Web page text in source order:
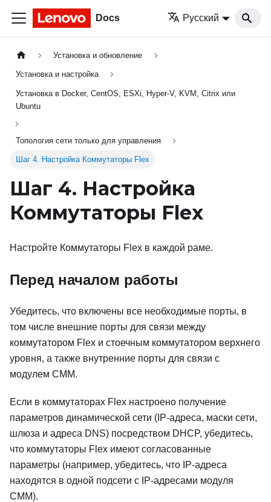
Docs Русский
Установка и обновление
Установка и настройка
Установка в Docker, CentOS, ESXi, Hyper-V, KVM, Citrix или
Ubuntu
Топология сети только для управления
Шаг 4. Настройка Коммутаторы Flex
Шаг 4. Настройка
Коммутаторы Flex
Настройте Коммутаторы Flex в каждой раме.
Перед началом работы
Убедитесь, что включены все необходимые порты, в
том числе внешние порты для связи между
коммутатором Flex и стоечным коммутатором верхнего
уровня, а также внутренние порты для связи с
модулем CMM.
Если в коммутаторах Flex настроено получение
параметров динамической сети (IP-адреса, маски сети,
шлюза и адреса DNS) посредством DHCP, убедитесь,
что коммутаторы Flex имеют согласованные
параметры (например, убедитесь, что IP-адреса
находятся в одной подсети с IP-адресами модуля
CMM).